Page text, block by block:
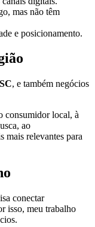
mas não têm
e posicionamento.
SC, e também negócios
consumidor local, à
ao
mais relevantes para
conectar
isso, meu trabalho